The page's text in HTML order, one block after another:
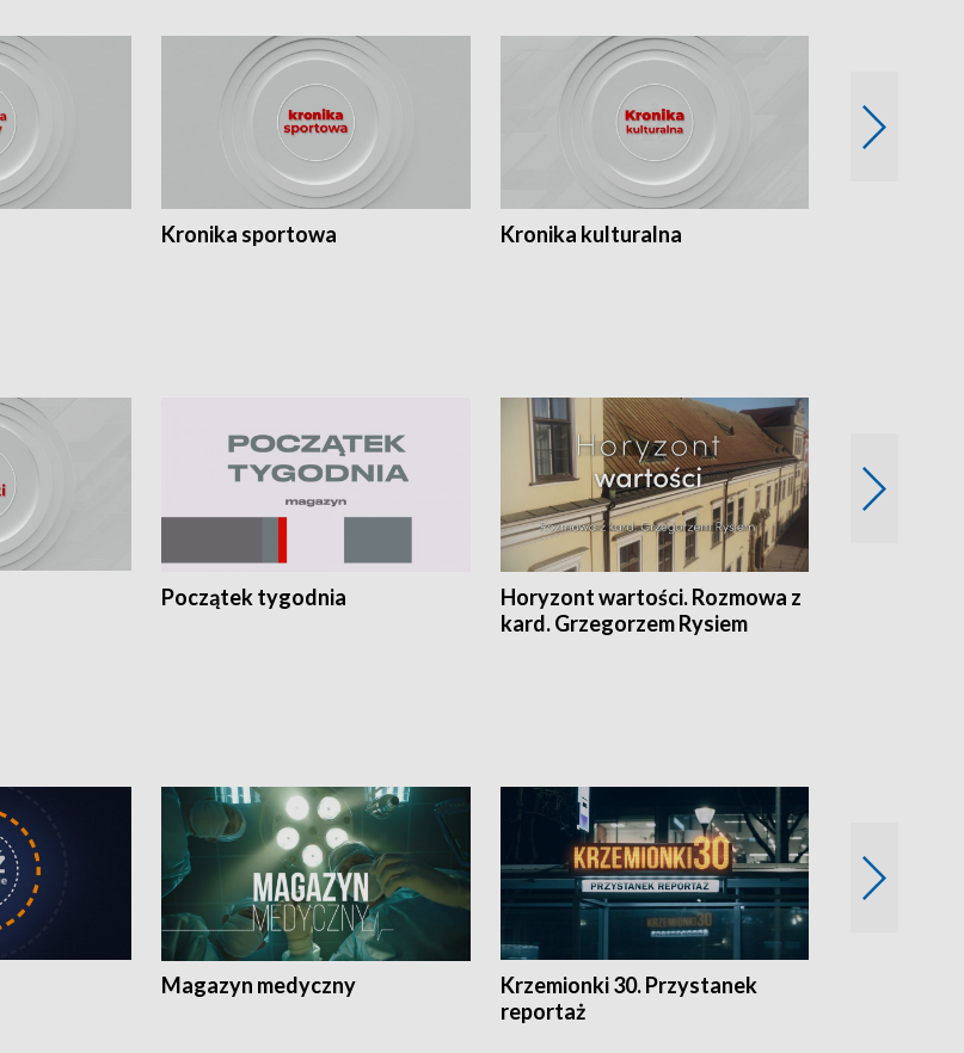
Kronika sportowa Kronika kulturalna
Początek tygodnia
Horyzont wartości. Rozmowa z
kard. Grzegorzem Rysiem
Magazyn medyczny
Krzemionki 30. Przystanek
reportaż